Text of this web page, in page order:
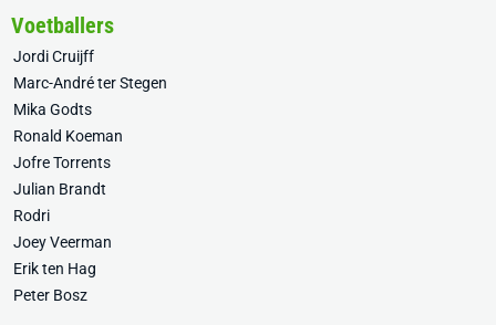
Voetballers
Jordi Cruijff
Marc-André ter Stegen
Mika Godts
Ronald Koeman
Jofre Torrents
Julian Brandt
Rodri
Joey Veerman
Erik ten Hag
Peter Bosz